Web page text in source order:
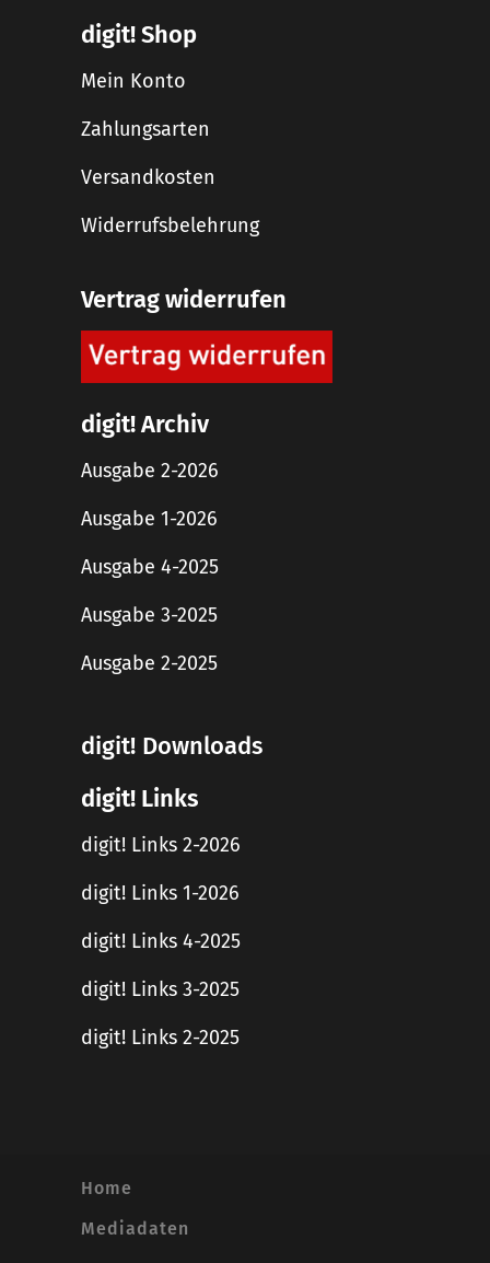
digit! Shop
Mein Konto
Zahlungsarten
Versandkosten
Widerrufsbelehrung
Vertrag widerrufen
digit! Archiv
Ausgabe 2-2026
Ausgabe 1-2026
Ausgabe 4-2025
Ausgabe 3-2025
Ausgabe 2-2025
digit! Downloads
digit! Links
digit! Links 2-2026
digit! Links 1-2026
digit! Links 4-2025
digit! Links 3-2025
digit! Links 2-2025
Home
Mediadaten